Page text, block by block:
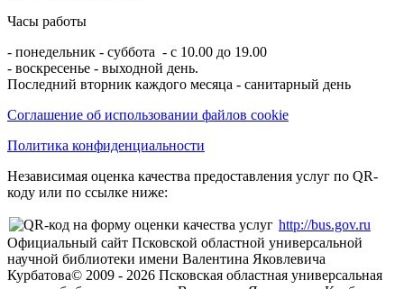
Часы работы
- понедельник - суббота - с 10.00 до 19.00
- воскресенье - выходной день.
Последний вторник каждого месяца - санитарный день
Соглашение об использовании файлов cookie
Политика конфиденциальности
Независимая оценка качества предоставления услуг по QR-
коду или по ссылке ниже:
http://bus.gov.ru
Официальный сайт Псковской областной универсальной
научной библиотеки имени Валентина Яковлевича
Курбатова© 2009 - 2026 Псковская областная универсальная